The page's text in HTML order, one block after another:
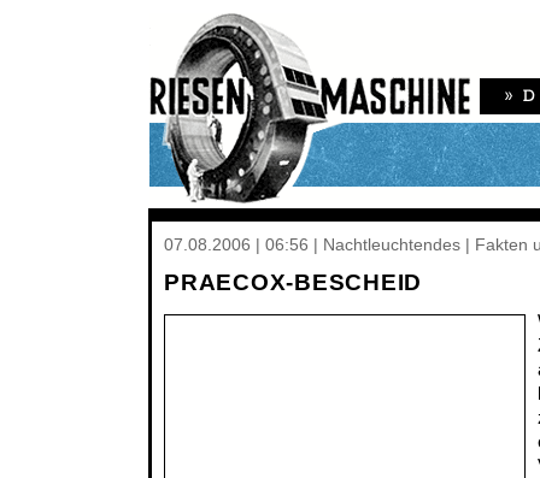
07.08.2006 | 06:56 | Nachtleuchtendes | Fakten
PRAECOX-BESCHEID